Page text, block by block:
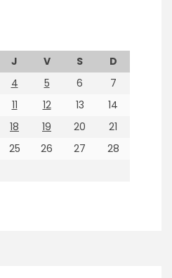
J V S
D
4 5 6
7
11 12 13
14
18 19 20
21
25 26 27
28